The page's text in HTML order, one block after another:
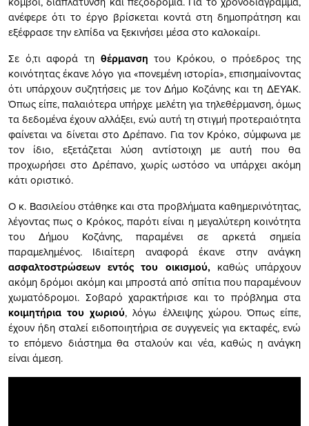
ανέφερε ότι το έργο βρίσκεται κοντά στη δημοπράτηση και
εξέφρασε την ελπίδα να ξεκινήσει μέσα στο καλοκαίρι.
Σε ό,τι αφορά τη θέρμανση του Κρόκου, ο πρόεδρος της
κοινότητας έκανε λόγο για «πονεμένη ιστορία», επισημαίνοντας
ότι υπάρχουν συζητήσεις με τον Δήμο Κοζάνης και τη ΔΕΥΑΚ.
Όπως είπε, παλαιότερα υπήρχε μελέτη για τηλεθέρμανση, όμως
τα δεδομένα έχουν αλλάξει, ενώ αυτή τη στιγμή προτεραιότητα
φαίνεται να δίνεται στο Δρέπανο. Για τον Κρόκο, σύμφωνα με
τον ίδιο, εξετάζεται λύση αντίστοιχη με αυτή που θα
προχωρήσει στο Δρέπανο, χωρίς ωστόσο να υπάρχει ακόμη
κάτι οριστικό.
Ο κ. Βασιλείου στάθηκε και στα προβλήματα καθημερινότητας,
λέγοντας πως ο Κρόκος, παρότι είναι η μεγαλύτερη κοινότητα
του Δήμου Κοζάνης, παραμένει σε αρκετά σημεία
παραμελημένος. Ιδιαίτερη αναφορά έκανε στην ανάγκη
ασφαλτοστρώσεων εντός του οικισμού,καθώς υπάρχουν
ακόμη δρόμοι ακόμη και μπροστά από σπίτια που παραμένουν
χωματόδρομοι. Σοβαρό χαρακτήρισε και το πρόβλημα στα
κοιμητήρια του χωριού, λόγω έλλειψης χώρου. Όπως είπε,
έχουν ήδη σταλεί ειδοποιητήρια σε συγγενείς για εκταφές, ενώ
το επόμενο διάστημα θα σταλούν και νέα, καθώς η ανάγκη
είναι άμεση.